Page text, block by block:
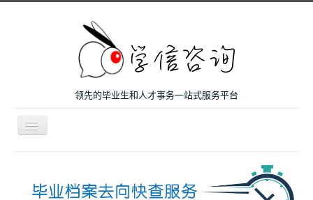
领先的毕业生和人才事务一站式服务平台
导
航
微咨询